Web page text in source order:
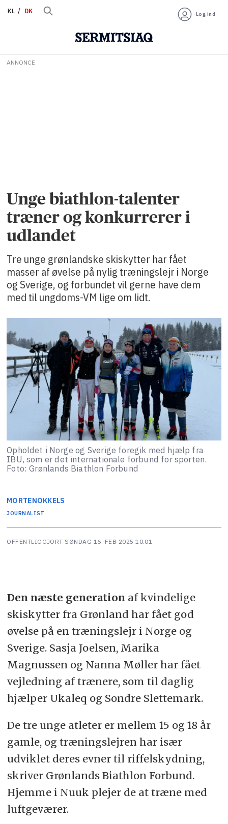
KL DK Log ind
ANNONCE
Unge biathlon-talenter
træner og konkurrerer i
udlandet
Tre unge grønlandske skiskytter har fået
masser af øvelse på nylig træningslejr i Norge
og Sverige, og forbundet vil gerne have dem
med til ungdoms-VM lige om lidt.
Opholdet i Norge og Sverige foregik med hjælp fra
IBU, som er det internationale forbund for sporten.
Foto: Grønlands Biathlon Forbund
MORTENOKKELS
JOURNALIST
OFFENTLIGGJORT SØNDAG 16. FEB 2025 10:01
Den næste generation af kvindelige
skiskytter fra Grønland har fået god
øvelse på en træningslejr i Norge og
Sverige. Sasja Joelsen, Marika
Magnussen og Nanna Møller har fået
vejledning af trænere, som til daglig
hjælper Ukaleq og Sondre Slettemark.
De tre unge atleter er mellem 15 og 18 år
gamle, og træningslejren har især
udviklet deres evner til riffelskydning,
skriver Grønlands Biathlon Forbund.
Hjemme i Nuuk plejer de at træne med
luftgeværer.